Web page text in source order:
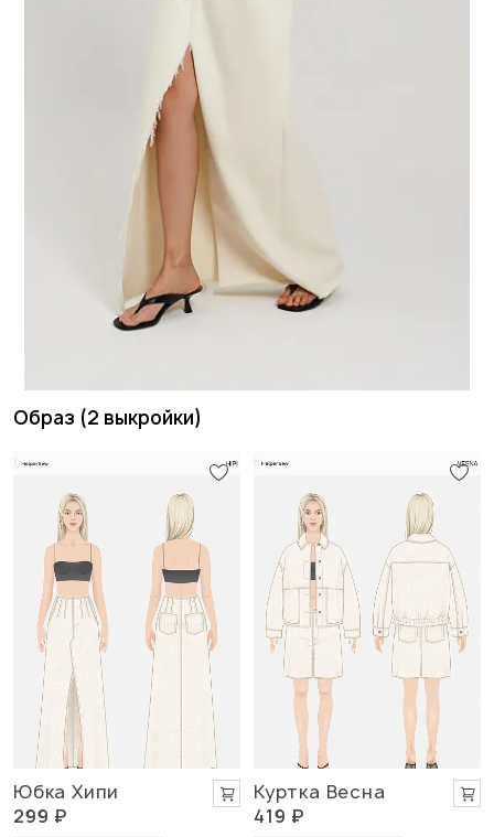
Образ (2 выкройки)
Юбка Хипи
299 ₽
Куртка Весна
419 ₽